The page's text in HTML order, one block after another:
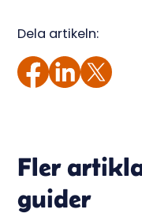
Dela artikeln:
Fler
guider